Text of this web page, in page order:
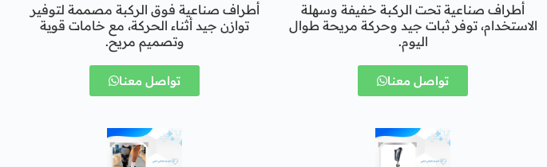
أطراف صناعية تحت الركبة خفيفة وسهلة
الاستخدام، توفر ثبات جيد وحركة مريحة طوال
اليوم.
تواصل معنا
أطراف صناعية فوق الركبة مصممة لتوفير
توازن جيد أثناء الحركة، مع خامات قوية
وتصميم مريح.
تواصل معنا